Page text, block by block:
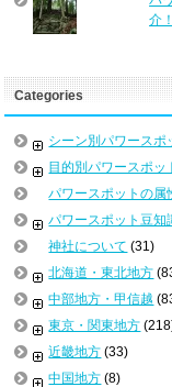
介！
Categories
シーン別パワースポ
目的別パワースポッ
パワースポットの属
パワースポット豆知
神社について (31)
北海道・東北地方
中部地方・甲信越
東京・関東地方
近畿地方 (33)
中国地方 (8)